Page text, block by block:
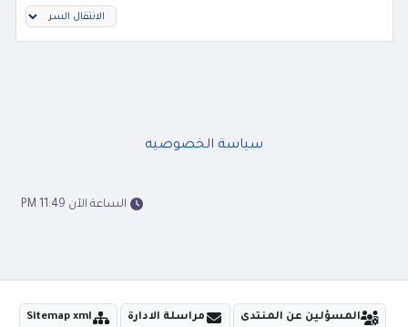
سياسة الخصوصيه
الساعة الآن 11:49 PM
المسؤلين عن المنتدى مراسلة الادارة Sitemap xml